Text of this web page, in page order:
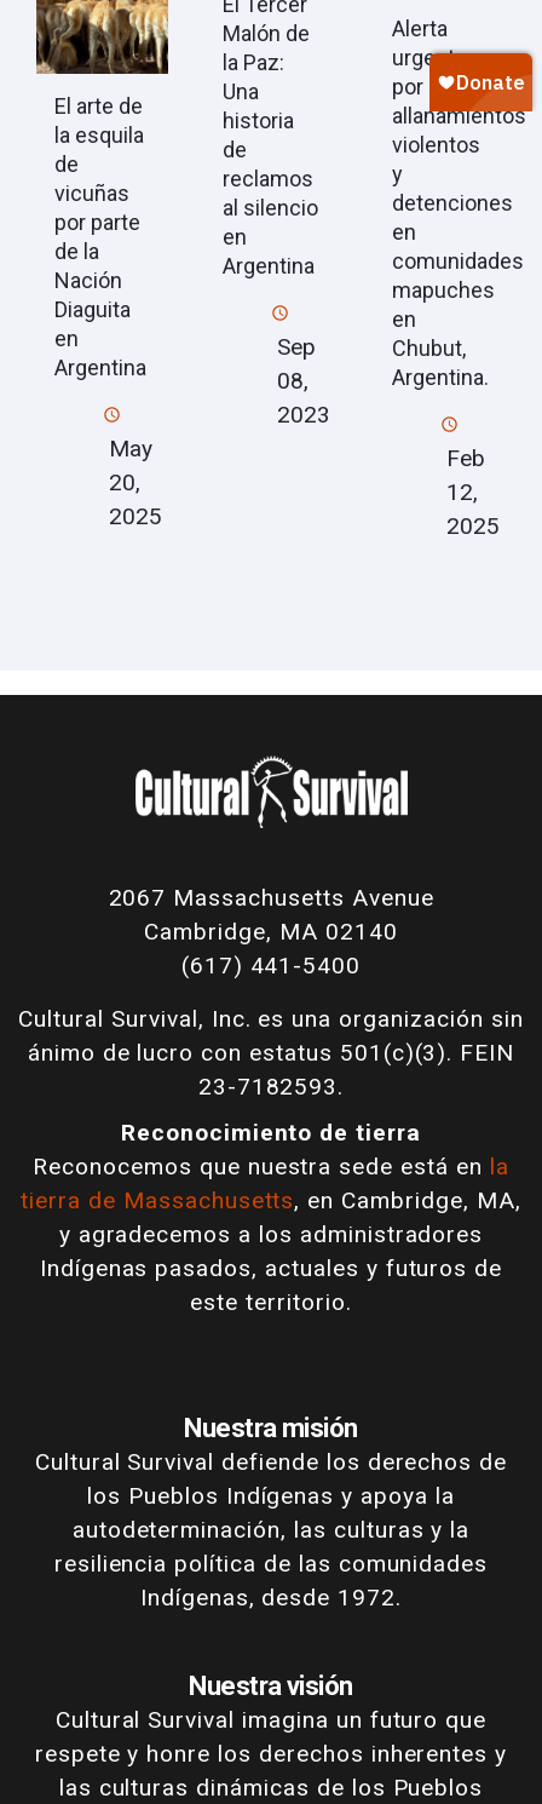
El arte de
la esquila
de
vicuñas
por parte
de la
Nación
Diaguita
en
Argentina
May
20,
2025
Malón de
la Paz:
Una
historia
de
reclamos
al silencio
en
Argentina
Sep
08,
2023
Alerta
urgente
por
allanamientos
violentos
y
detenciones
en
comunidades
mapuches
en
Chubut,
Argentina.
Feb
12,
2025
2067 Massachusetts Avenue
Cambridge, MA 02140
(617) 441-5400
Cultural Survival, Inc. es una organización sin
ánimo de lucro con estatus 501(c)(3). FEIN
23-7182593.
Reconocimiento de tierra
Reconocemos que nuestra sede está en la
tierra de Massachusetts, en Cambridge, MA,
y agradecemos a los administradores
Indígenas pasados, actuales y futuros de
este territorio.
Nuestra misión
Cultural Survival defiende los derechos de
los Pueblos Indígenas y apoya la
autodeterminación, las culturas y la
resiliencia política de las comunidades
Indígenas, desde 1972.
Nuestra visión
Cultural Survival imagina un futuro que
respete y honre los derechos inherentes y
las culturas dinámicas de los Pueblos